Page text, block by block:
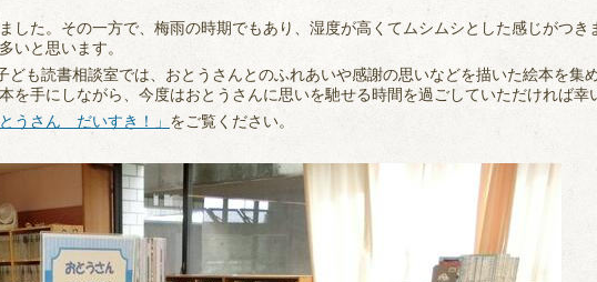
した。その一方で、梅雨の時期でもあり、湿度が高くてムシムシとした感じがつき
いと思います。
も読書相談室では、おとうさんとのふれあいや感謝の思いなどを描いた絵本を集
手にしながら、今度はおとうさんに思いを馳せる時間を過ごしていただければ幸
うさん だいすき！」 をご覧ください。